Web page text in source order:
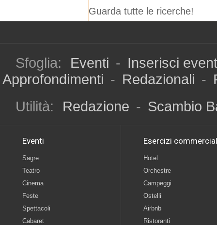
Guarda tutte le ricerche!
Sfoglia: Eventi - Inserisci
Approfondimenti - Redazionali -
Utilità:
Redazione - Scambio
Eventi
Sagre
Teatro
Cinema
Feste
Spettacoli
Cabaret
Esercizi
Hotel
Orchestre
Campeggi
Ostelli
Airbnb
Ristoranti